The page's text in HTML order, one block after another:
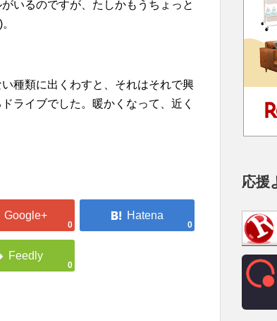
いるのですが、たしかもうちょっと
種類に出くわすと、それはそれで興
ライブでした。暖かくなって、近く
0 0
0
応援